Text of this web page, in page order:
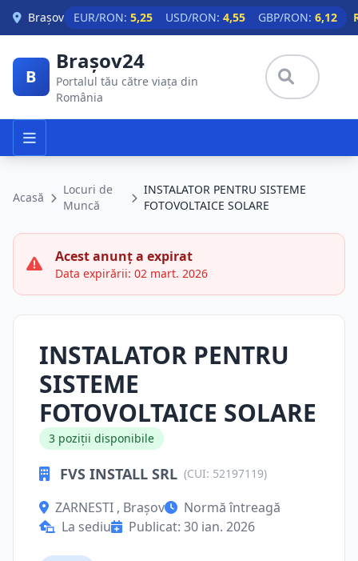
Skip to main content
Brașov EUR/RON: 5,25 USD/RON: 4,55 GBP/RON: 6,12
B
Brașov24
Portalul tău către viața din
România
Acasă
Locuri de
Muncă
INSTALATOR PENTRU SISTEME
FOTOVOLTAICE SOLARE
Acest anunț a expirat
Data expirării: 02 mart. 2026
INSTALATOR PENTRU
SISTEME
FOTOVOLTAICE SOLARE
3 poziții disponibile
FVS INSTALL SRL (CUI: 52197119)
ZARNESTI , Brașov
Normă întreagă
La sediu
Publicat: 30 ian. 2026